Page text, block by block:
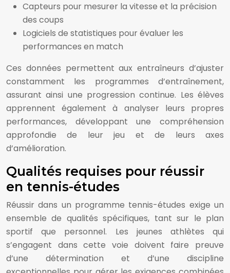
Capteurs pour mesurer la vitesse et la précision
des coups
Logiciels de statistiques pour évaluer les
performances en match
Ces données permettent aux entraîneurs d’ajuster
constamment les programmes d’entraînement,
assurant ainsi une progression continue. Les élèves
apprennent également à analyser leurs propres
performances, développant une compréhension
approfondie de leur jeu et de leurs axes
d’amélioration.
Qualités requises pour réussir
en tennis-études
Réussir dans un programme tennis-études exige un
ensemble de qualités spécifiques, tant sur le plan
sportif que personnel. Les jeunes athlètes qui
s’engagent dans cette voie doivent faire preuve
d’une détermination et d’une discipline